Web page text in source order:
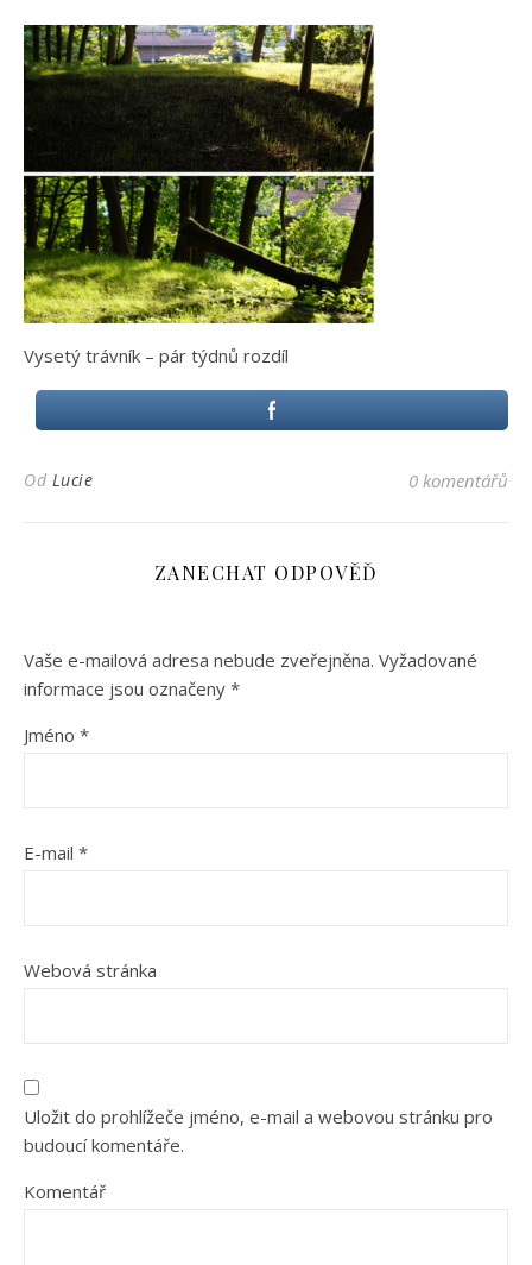
Vysetý trávník – pár týdnů rozdíl
Od Lucie 0 komentářů
ZANECHAT ODPOVĚĎ
Vaše e-mailová adresa nebude zveřejněna. Vyžadované
informace jsou označeny *
Jméno *
E-mail *
Webová stránka
Uložit do prohlížeče jméno, e-mail a webovou stránku pro
budoucí komentáře.
Komentář